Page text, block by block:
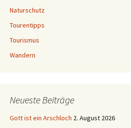
Naturschutz
Tourentipps
Tourismus
Wandern
Neueste Beiträge
Gott ist ein Arschloch 2. August 2026